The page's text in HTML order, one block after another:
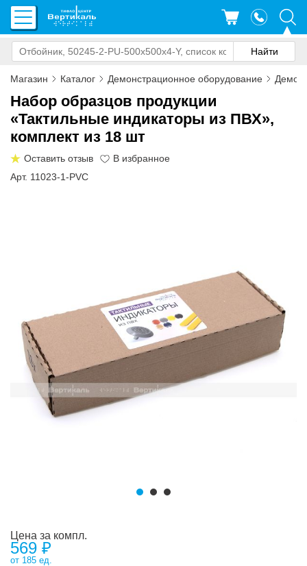
Магазин Каталог Демонстрационное оборудование
Набор образцов продукции
«Тактильные индикаторы из ПВХ»,
комплект из 18 шт
Оставить отзыв
Арт. 11023-1-PVC
Цена за компл.
569 ₽
от 185 ед.